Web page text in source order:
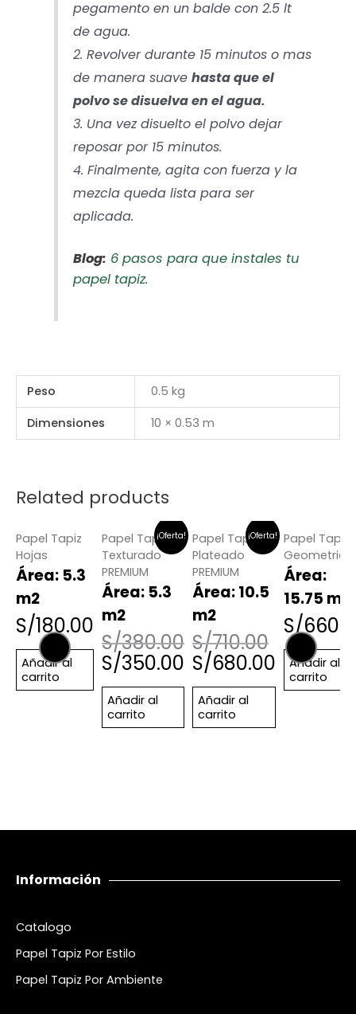
pegamento en un balde con 2.5 lt
de agua.
2. Revolver durante 15 minutos o mas
de manera suavehasta que el
polvo se disuelva en el agua.
3. Una vez disuelto el polvo dejar
reposar por 15 minutos.
4. Finalmente, agita con fuerza y la
mezcla queda lista para ser
aplicada.
Blog: 6 pasos para que instales tu
papel tapiz.
Peso
0.5 kg
Dimensiones
10 × 0.53 m
Related products
Papel Tapiz
Hojas
Área: 5.3
m2
S/180.00
Añadir al
carrito
¡Oferta!
Papel Tapiz
Texturado
PREMIUM
Área: 5.3
m2
S/380.00
S/350.00
Añadir al
carrito
¡Oferta!
Papel Tapiz
Plateado
PREMIUM
Área: 10.5
m2
S/710.00
S/680.00
Añadir al
carrito
Papel Tapiz
Geometrico
Área:
15.75 m2
S/
Añadir al
carrito
Información
Catalogo
Papel Tapiz Por Estilo
Papel Tapiz Por Ambiente